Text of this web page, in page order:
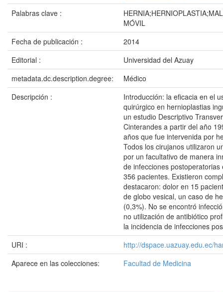
Palabras clave :
MÓVIL
Fecha de publicación :
2014
Editorial :
Universidad del Azuay
metadata.dc.description.degree:
Médico
Descripción :
Introducción: la eficacia en el
quirúrgico en hernioplastias
un estudio Descriptivo
Cinterandes a partir del año
años que fue intervenida por
Todos los cirujanos utilizaron
por un facultativo de manera
de infecciones
356 pacientes. Existieron
destacaron: dolor en 15
de globo vesical, un caso de
(0,3%). No se encontró
no utilización de antibiótico
la incidencia de infecciones
URI :
http://dspace.uazuay.edu.ec/
Aparece en las colecciones:
Facultad de Medicina